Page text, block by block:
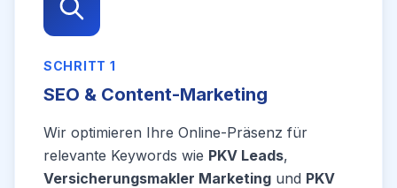
SCHRITT 1
SEO & Content-Marketing
Wir optimieren Ihre Online-Präsenz für
relevante Keywords wie PKV Leads,
Versicherungsmakler Marketing und PKV